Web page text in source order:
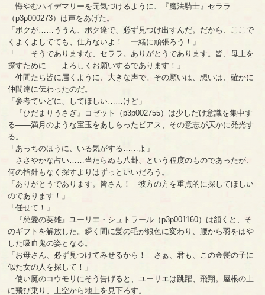
悔やむハイデマリーを元気づけるように、『魔法騎士』セララ
（p3p000273）は声をあげた。
「ボクが……ううん、ボク達で、必ず見つけ出すんだ。だから、ここで
くよくよしてても、仕方ないよ！ 一緒に頑張ろう！」
「……そうでありますな、セララ。ありがとうであります。皆、母上を
探すために……よろしくお願いするであります！」
仲間たち皆に届くように、大きな声で。その願いは、想いは、確かに
仲間達に伝わったのだ。
「参考ていどに、してほしい……けど」
『ひだまりうさぎ』コゼット（p3p002755）は少しだけ意識を集中す
る――満月のような宝玉をあしらったピアス、その意志が仄かに発光す
る。
「あっちのほうに、いる気がする……よ」
ささやかな占い……当たらぬも八卦、という程度のものであったが、
何の指針もなく探すよりはずっといいだろう。
「ありがとうであります。皆さん！ 彼方の方を重点的に探してほしい
のであります！」
「任せて！」
『慈愛の英雄』ユーリエ・シュトラール（p3p001160）は頷くと、そ
のギフトを解放した。瞬く間に髪の毛が銀色に変わり、腰から羽をはや
した吸血鬼の姿となる。
「お母さん、必ず見つけてみせるから！ さぁ、君も、この金髪の子に
似た女の人を探して！」
使い魔のコウモリにそう告げると、ユーリエは跳躍、飛翔。屋根の上
に飛び乗り、上空から地上を見下ろす。